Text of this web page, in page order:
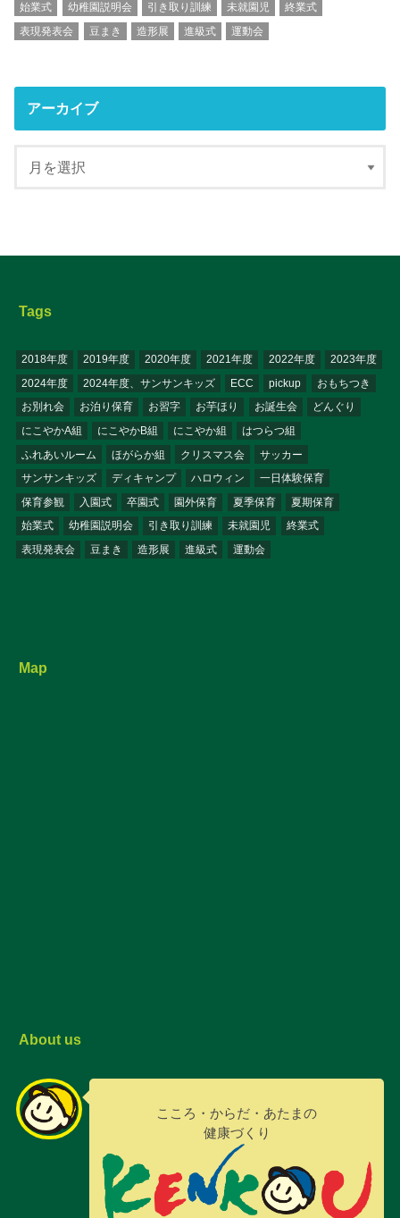
始業式
幼稚園説明会 引き取り訓練 未就園児
終業式
表現発表会
豆まき 造形展 進級式 運動会
アーカイブ
Tags
2018年度 2019年度 2020年度 2021年度 2022年度
2023年度
2024年度
2024年度、サンサンキッズ ECC pickup
おもちつき
お別れ会
お泊り保育 お習字 お芋ほり お誕生会
どんぐり
にこやかA組
にこやかB組 にこやか組
はつらつ組
ふれあいルーム
ほがらか組 クリスマス会
サッカー
サンサンキッズ
ディキャンプ ハロウィン
一日体験保育
保育参観
入園式 卒園式 園外保育 夏季保育
夏期保育
始業式
幼稚園説明会 引き取り訓練 未就園児
終業式
表現発表会
豆まき 造形展 進級式 運動会
Map
About us
こころ・からだ・あたまの
健康づくり